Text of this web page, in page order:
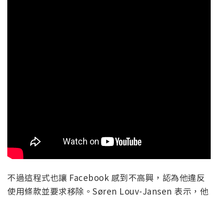
不過這程式也讓 Facebook 感到不高興，認為他違反
使用條款並要求移除。Søren Louv-Jansen 表示，他